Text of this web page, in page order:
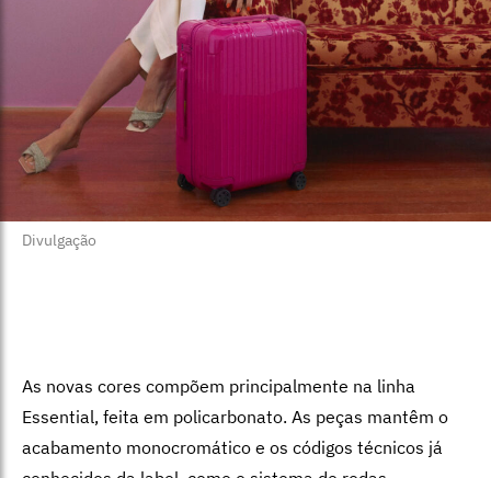
Divulgação
As novas cores compõem principalmente na linha
Essential, feita em policarbonato. As peças mantêm o
acabamento monocromático e os códigos técnicos já